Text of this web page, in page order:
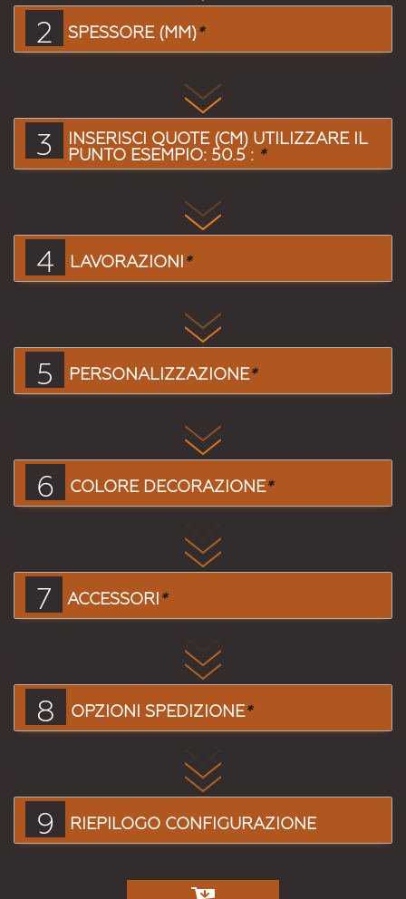
2 SPESSORE (MM)*
3
INSERISCI QUOTE (CM) UTILIZZARE IL
PUNTO ESEMPIO: 50.5 : *
4 LAVORAZIONI*
5 PERSONALIZZAZIONE*
6 COLORE DECORAZIONE*
7 ACCESSORI*
8 OPZIONI SPEDIZIONE*
9 RIEPILOGO CONFIGURAZIONE